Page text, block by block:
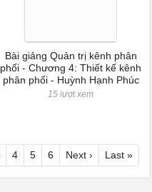
Bài giảng Quản trị kênh phân
phối - Chương 4: Thiết kế kênh
phân phối - Huỳnh Hạnh Phúc
15 lượt xem
4 5 6 Next › Last »